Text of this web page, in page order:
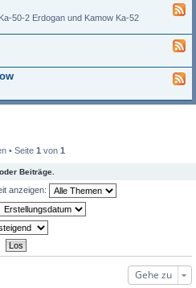
50-2 Erdogan und Kamow Ka-52
• Seite 1 von 1
Beiträge.
anzeigen:
Gehe zu